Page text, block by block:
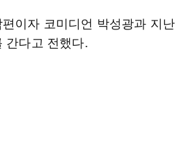
이자 코미디언 박성광과 지난
간다고 전했다.